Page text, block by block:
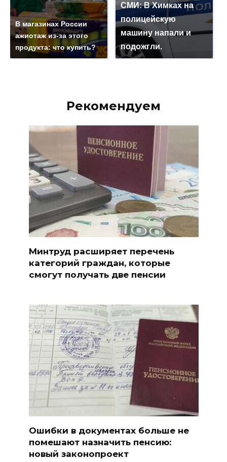
В магазинах России
ажиотаж из-за этого
продукта: что купить?
СМИ: В Химках на
полицейскую
машину напали и
подожгли.
Рекомендуем
Минтруд расширяет перечень
категорий граждан, которые
смогут получать две пенсии
Ошибки в документах больше не
помешают назначить пенсию:
новый законопроект